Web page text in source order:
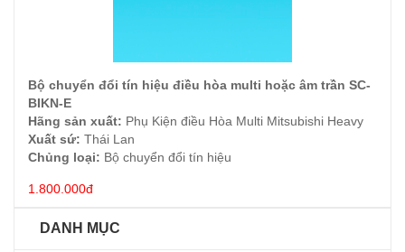
ĐẶT HÀNG
Bộ chuyển đổi tín hiệu điều hòa multi hoặc âm trần SC-
BIKN-E
Hãng sản xuất: Phụ Kiện điều Hòa Multi Mitsubishi Heavy
Xuất sứ: Thái Lan
Chủng loại: Bộ chuyển đổi tín hiệu
1.800.000đ
DANH MỤC